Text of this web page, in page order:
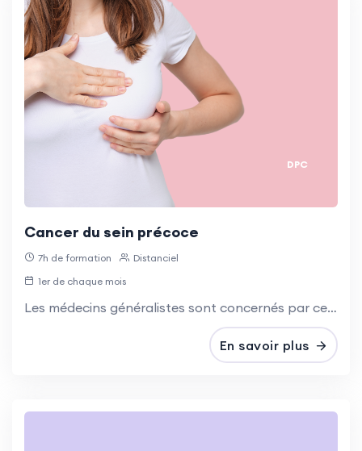
DPC
Cancer du sein précoce
7h de formation
Distanciel
1er de chaque mois
Les médecins généralistes sont concernés par cette action, leur rôle incluant la prévention, le dépistage et la prise en charge précoce du cancer du sein.
En savoir plus